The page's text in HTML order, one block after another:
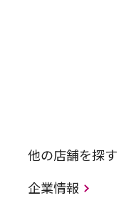
他の店舗を探す
企業情報